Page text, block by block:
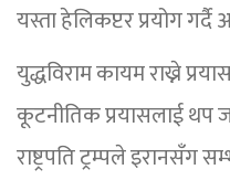
यस्ता हेलिकप्टर प्रयोग
युद्धविराम कायम राख्ने
कूटनीतिक प्रयासलाई थप
राष्ट्रपति ट्रम्पले इरानसँग